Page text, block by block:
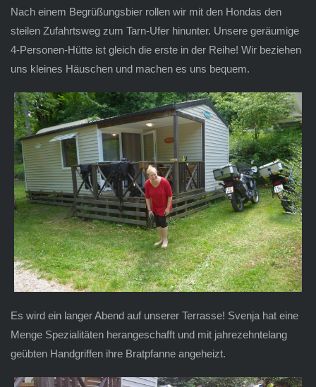
Nach einem Begrüßungsbier rollen wir mit den Hondas den
steilen Zufahrtsweg zum Tarn-Ufer hinunter. Unsere geräumige
4-Personen-Hütte ist gleich die erste in der Reihe! Wir beziehen
uns kleines Häuschen und machen es uns bequem.
Es wird ein langer Abend auf unserer Terrasse! Svenja hat eine
Menge Spezialitäten herangeschafft und mit jahrezehntelang
geübten Handgriffen ihre Bratpfanne angeheizt.